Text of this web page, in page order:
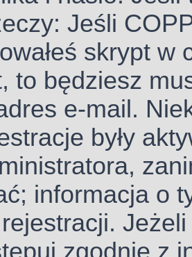
Jeśli
skrypt
to będziesz
e-mail.
były
informacja o
Jeżeli
zgodnie z